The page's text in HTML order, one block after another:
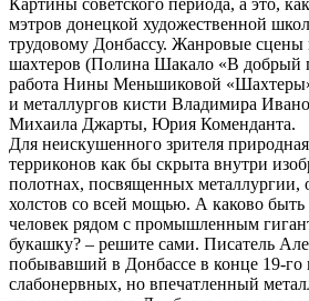
Картины советского периода, а это,
мэтров донецкой художественной
трудовому Донбассу. Жанровые сцены
шахтеров (Полина Шакало «В добрый
работа Нины Меньшиковой
и металлургов кисти Владимира
Михаила Джарты, Юрия Коменданта.
Для неискушенного зрителя
терриконов как бы скрыта внутри
полотнах, посвященных металлургии,
холстов со всей мощью. А каково быть
человек рядом с промышленным
букашку? – решите сами. Писатель
побывавший в Донбассе в конце 19-го
слабонервных, но впечатленный